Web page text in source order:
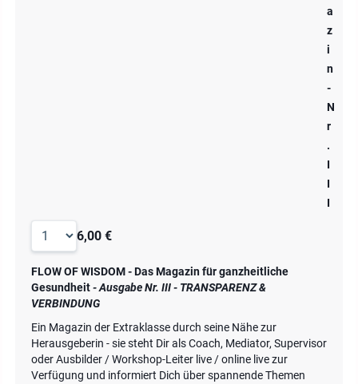
a
z
i
n
-
N
r
.
I
I
I
6,00 €
FLOW OF WISDOM - Das Magazin für ganzheitliche
Gesundheit- Ausgabe Nr. III - TRANSPARENZ &
VERBINDUNG
Ein Magazin der Extraklasse durch seine Nähe zur
Herausgeberin - sie steht Dir als Coach, Mediator, Supervisor
oder Ausbilder / Workshop-Leiter live / online live zur
Verfügung und informiert Dich über spannende Themen